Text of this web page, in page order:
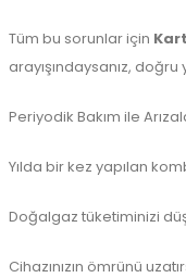
Tüm bu sorunlar için
arayışındaysanız,
Periyodik Bakım ile
Yılda bir kez yapılan
Doğalgaz tüketiminizi
Cihazınızın ömrünü